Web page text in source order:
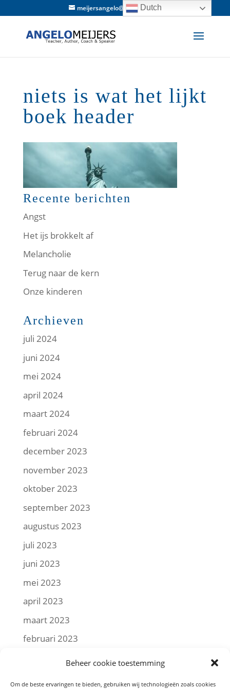
Beheer cookie toestemming
Om de beste ervaringen te bieden, gebruiken wij technologieën zoals cookies
meijersangelo@hotmail.com
niets is wat het lijkt
boek header
Recente berichten
Angst
Het ijs brokkelt af
Melancholie
Terug naar de kern
Onze kinderen
Archieven
juli 2024
juni 2024
mei 2024
april 2024
maart 2024
februari 2024
december 2023
november 2023
oktober 2023
september 2023
augustus 2023
juli 2023
juni 2023
mei 2023
april 2023
maart 2023
februari 2023
Dutch